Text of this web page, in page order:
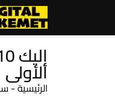
الأولى
الرئيسية-